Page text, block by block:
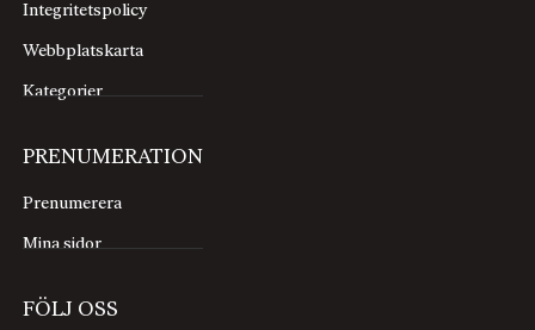
Integritetspolicy
Webbplatskarta
Kategorier
PRENUMERATION
Prenumerera
Mina sidor
FÖLJ OSS